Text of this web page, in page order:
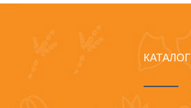
КАТАЛОГ